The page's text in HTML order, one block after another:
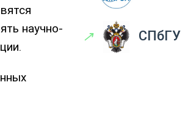
научно-
↗ СПбГУ